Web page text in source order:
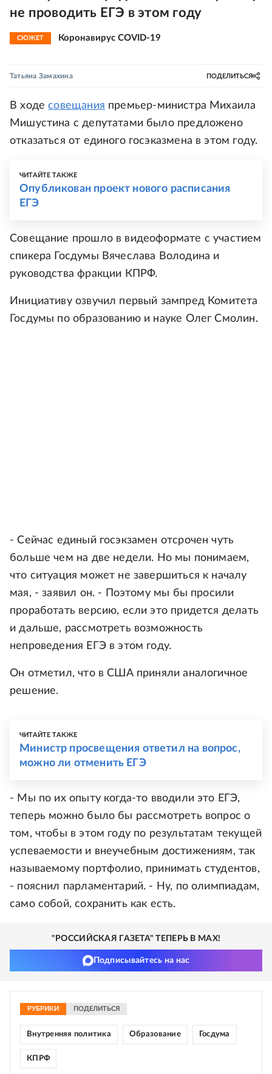
не проводить ЕГЭ в этом году
СЮЖЕТ Коронавирус COVID-19
Татьяна Замахина ПОДЕЛИТЬСЯ
В ходесовещания премьер-министра Михаила
Мишустина с депутатами было предложено
отказаться от единого госэказмена в этом году.
ЧИТАЙТЕ ТАКЖЕ
Опубликован проект нового расписания
ЕГЭ
Совещание прошло в видеоформате с участием
спикера Госдумы Вячеслава Володина и
руководства фракции КПРФ.
Инициативу озвучил первый зампред Комитета
Госдумы по образованию и науке Олег Смолин.
- Сейчас единый госэкзамен отсрочен чуть
больше чем на две недели. Но мы понимаем,
что ситуация может не завершиться к началу
мая, - заявил он. - Поэтому мы бы просили
проработать версию, если это придется делать
и дальше, рассмотреть возможность
непроведения ЕГЭ в этом году.
Он отметил, что в США приняли аналогичное
решение.
ЧИТАЙТЕ ТАКЖЕ
Министр просвещения ответил на вопрос,
можно ли отменить ЕГЭ
- Мы по их опыту когда-то вводили это ЕГЭ,
теперь можно было бы рассмотреть вопрос о
том, чтобы в этом году по результатам текущей
успеваемости и внеучебным достижениям, так
называемому портфолио, принимать студентов,
- пояснил парламентарий. - Ну, по олимпиадам,
само собой, сохранить как есть.
"РОССИЙСКАЯ ГАЗЕТА" ТЕПЕРЬ В MAX!
Подписывайтесь на нас
РУБРИКИ ПОДЕЛИТЬСЯ
Внутренняя политика Образование Госдума
КПРФ